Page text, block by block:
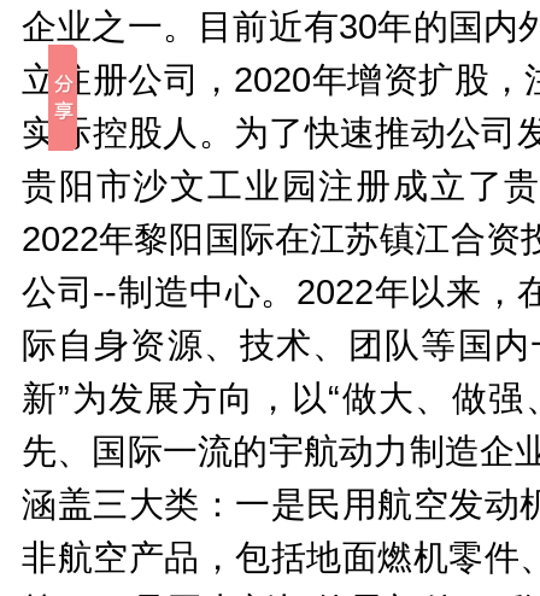
企业之一。目前近有30年的国内
立注册公司，2020年增资扩股
实际控股人。为了快速推动公司
贵阳市沙文工业园注册成立了
2022年黎阳国际在江苏镇江合
公司--制造中心。2022年以来，
际自身资源、技术、团队等国
新”为发展方向，以“做大、做
先、国际一流的宇航动力制造企
涵盖三大类：一是民用航空发动
非航空产品，包括地面燃机零件